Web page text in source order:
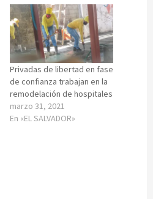
Privadas de libertad en fase
de confianza trabajan en la
remodelación de hospitales
marzo 31, 2021
En «EL SALVADOR»